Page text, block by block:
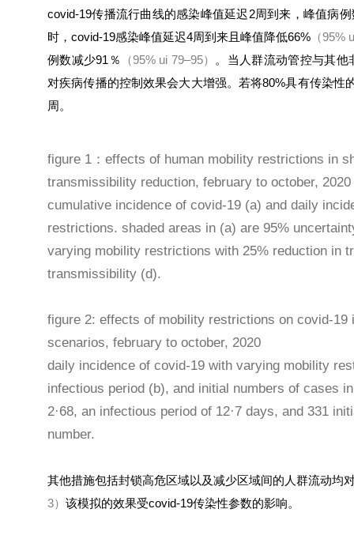
covid-19传播流行曲线的感染峰值延迟2周到来，峰值病
时，covid-19感染峰值延迟4周到来且峰值降低66% （95%
例数减少91％
（95% ui 79–95） 。当人群流动管控与其他
对疾病传播的控制效果会大大增强。若将80%具有传染
周。
figure 1：effects of human mobility restrictions in
transmissibility reduction, february to october, 2020
cumulative incidence of covid-19 (a) and daily
restrictions. shaded areas in (a) are 95%
varying mobility restrictions with 25% reduction in
transmissibility (d).
figure 2: effects of mobility restrictions on covid-
scenarios, february to october, 2020
daily incidence of covid-19 with varying mobility
infectious period (b), and initial numbers of cases
2·68, an infectious period of 12·7 days, and 331
number.
其他措施包括封锁高危区域以及减少区域间的人群流动均
3） 该模拟的效果受covid-19传染性参数的影响。